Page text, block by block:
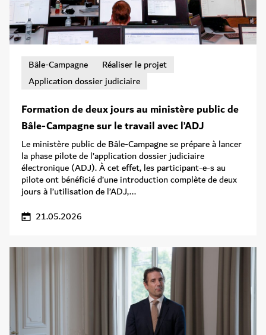
Bâle-Campagne
Réaliser le projet
Application dossier judiciaire
Formation de deux jours au ministère public de
Bâle-Campagne sur le travail avec l’ADJ
Le ministère public de Bâle-Campagne se prépare à lancer
la phase pilote de l’application dossier judiciaire
électronique (ADJ). À cet effet, les participant-e-s au
pilote ont bénéficié d’une introduction complète de deux
jours à l’utilisation de l’ADJ,...
21.05.2026